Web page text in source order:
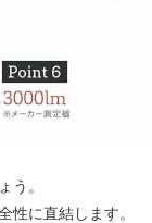
う。
性に直結します。